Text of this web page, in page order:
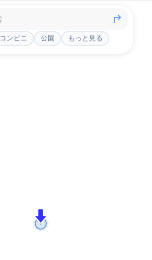
コンビニ 公園 もっと見る